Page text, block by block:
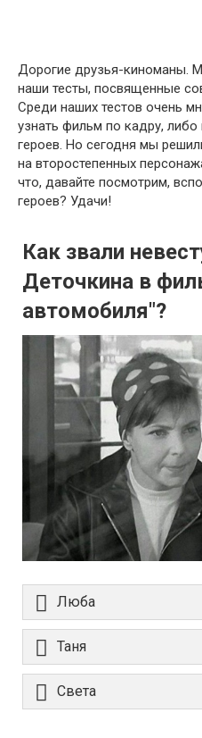
Дорогие друзья-киноманы.
наши тесты, посвященные
Среди наших тестов очень
узнать фильм по кадру,
героев. Но сегодня мы
на второстепенных
что, давайте посмотрим,
героев? Удачи!
Как звали
Деточкина в
автомобиля"?
Люба
Таня
Света